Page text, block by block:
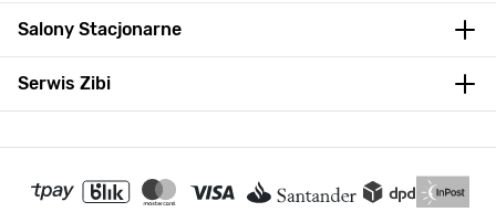
Salony Stacjonarne
Serwis Zibi